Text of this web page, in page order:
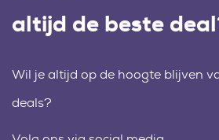
altijd de beste
Wil je altijd op de hoogte blijven
deals?